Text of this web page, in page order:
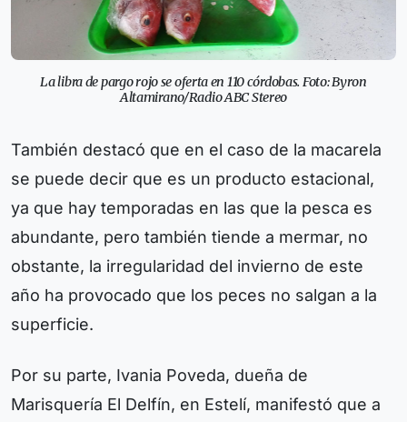
La libra de pargo rojo se oferta en 110 córdobas. Foto: Byron
Altamirano/Radio ABC Stereo
También destacó que en el caso de la macarela
se puede decir que es un producto estacional,
ya que hay temporadas en las que la pesca es
abundante, pero también tiende a mermar, no
obstante, la irregularidad del invierno de este
año ha provocado que los peces no salgan a la
superficie.
Por su parte, Ivania Poveda, dueña de
Marisquería El Delfín, en Estelí, manifestó que a